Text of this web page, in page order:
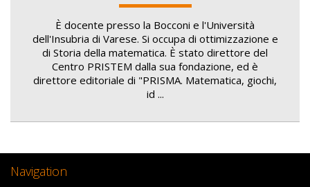
È docente presso la Bocconi e l'Università
dell'Insubria di Varese. Si occupa di ottimizzazione e
di Storia della matematica. È stato direttore del
Centro PRISTEM dalla sua fondazione, ed è
direttore editoriale di "PRISMA. Matematica, giochi,
id ...
Navigation